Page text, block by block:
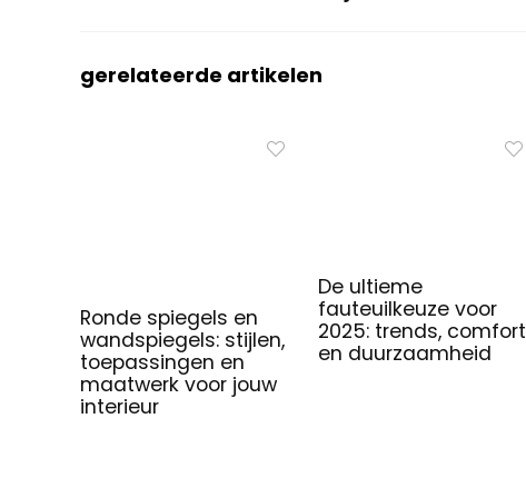
gerelateerde artikelen
Ronde spiegels en
wandspiegels: stijlen,
toepassingen en
maatwerk voor jouw
interieur
De ultieme
fauteuilkeuze voor
2025: trends, comfort
en duurzaamheid